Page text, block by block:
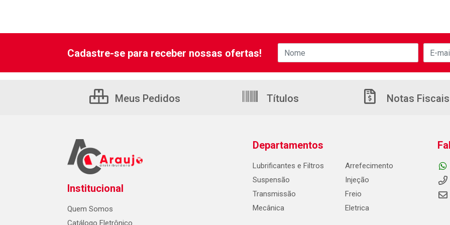
Cadastre-se para receber nossas ofertas!
Meus Pedidos Títulos Notas Fiscais
Institucional
Quem Somos
Catálogo Eletrônico
Departamentos
Lubrificantes e Filtros
Suspensão
Transmissão
Mecânica
Arrefecimento
Injeção
Freio
Eletrica